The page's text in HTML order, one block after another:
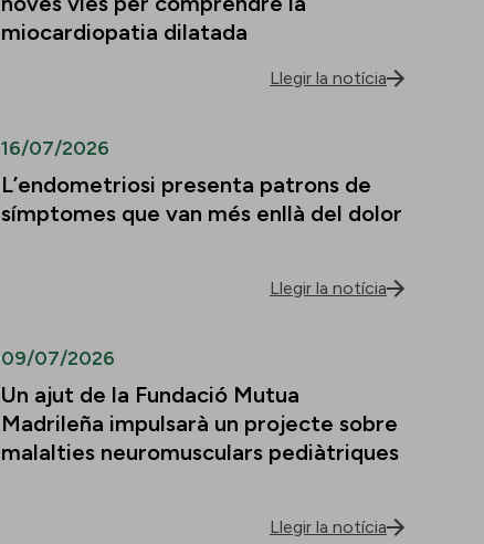
miocardiopatia dilatada
Llegir la notícia
16/07/2026
L’endometriosi presenta patrons de
símptomes que van més enllà del dolor
Llegir la notícia
09/07/2026
Un ajut de la Fundació Mutua
Madrileña impulsarà un projecte sobre
malalties neuromusculars pediàtriques
Llegir la notícia